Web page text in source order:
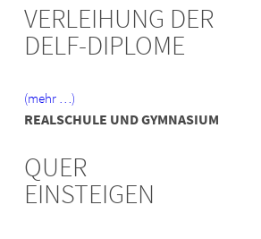
VERLEIHUNG DER
DELF-DIPLOME
(mehr …)
REALSCHULE UND GYMNASIUM
QUER
EINSTEIGEN